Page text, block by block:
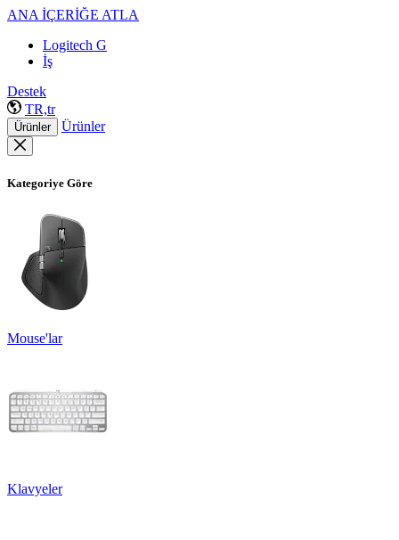
ANA İÇERİĞE ATLA
Logitech G
İş
Destek
TR,tr
Ürünler Ürünler
Kategoriye Göre
Mouse'lar
Klavyeler